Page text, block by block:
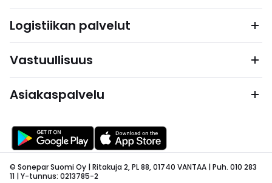
Logistiikan palvelut
Vastuullisuus
Asiakaspalvelu
© Sonepar Suomi Oy | Ritakuja 2, PL 88, 01740 VANTAA | Puh. 010 283
11 | Y-tunnus: 0213785-2